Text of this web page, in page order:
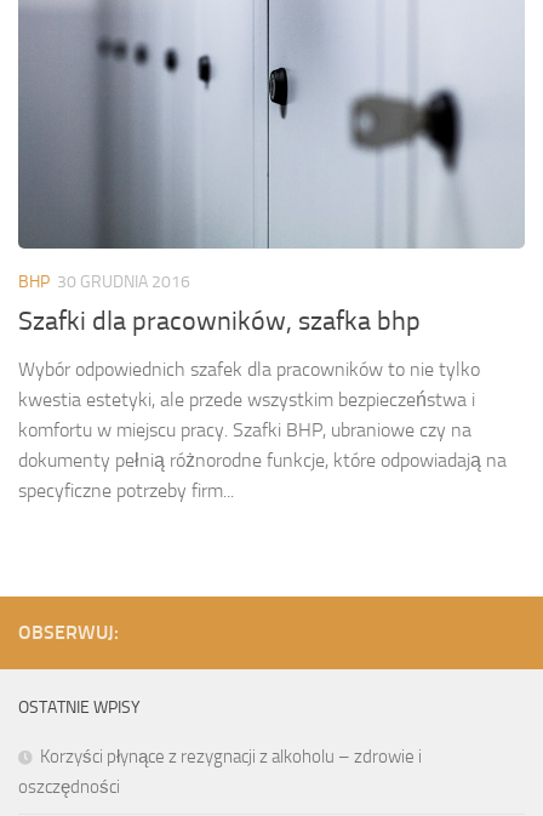
BHP 30 GRUDNIA 2016
Szafki dla pracowników, szafka bhp
Wybór odpowiednich szafek dla pracowników to nie tylko
kwestia estetyki, ale przede wszystkim bezpieczeństwa i
komfortu w miejscu pracy. Szafki BHP, ubraniowe czy na
dokumenty pełnią różnorodne funkcje, które odpowiadają na
specyficzne potrzeby firm...
OBSERWUJ:
OSTATNIE WPISY
Korzyści płynące z rezygnacji z alkoholu – zdrowie i
oszczędności